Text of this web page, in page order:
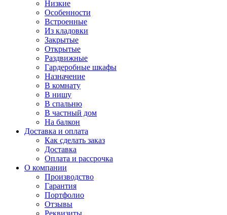
Низкие
Особенности
Встроенные
Из кладовки
Закрытые
Открытые
Раздвижные
Гардеробные шкафы
Назначение
В комнату
В нишу
В спальню
В частный дом
На балкон
Доставка и оплата
Как сделать заказ
Доставка
Оплата и рассрочка
О компании
Производство
Гарантия
Портфолио
Отзывы
Реквизиты